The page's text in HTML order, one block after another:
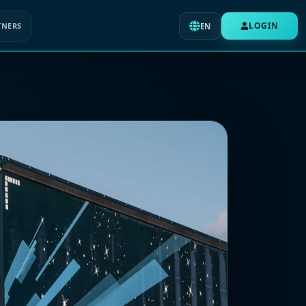
EN LOGIN